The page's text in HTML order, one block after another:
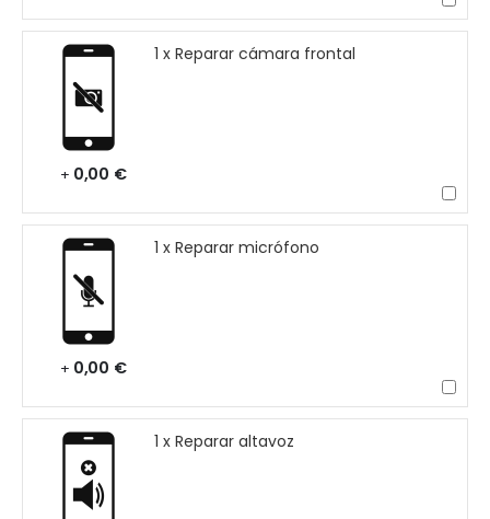
1 x Reparar cámara frontal
+ 0,00 €
1 x Reparar micrófono
+ 0,00 €
1 x Reparar altavoz